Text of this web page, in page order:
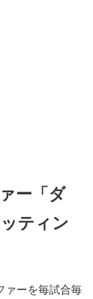
ー「ダ
ティン
ァーを毎試合毎